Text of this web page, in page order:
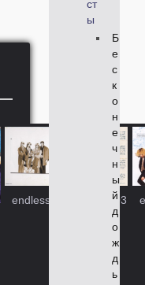
endless02 endless03
ст
ы
Б
е
с
к
о
н
е
ч
н
ы
й
д
о
ж
д
ь